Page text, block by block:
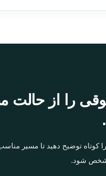
را از حالت
کوتاه توضیح دهید تا مسیر
مشخص شود.